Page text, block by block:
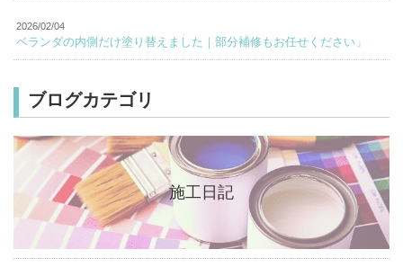
2026/02/04
ベランダの内側だけ塗り替えました｜部分補修もお任せください」
ブログカテゴリ
施工日記